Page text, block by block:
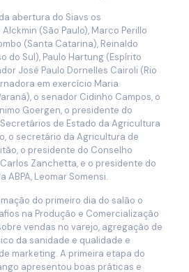
abertura do Siavs os
(São Paulo), Marco Perillo
(Santa Catarina), Reinaldo
do Sul), Paulo Hartung (Espírito
José Paulo Dornelles Cairoli (Rio
em exercício Maria
o senador Cidinho Campos, o
Goergen, o presidente do
de Estado da Agricultura
o secretário da Agricultura de
o presidente do Conselho
Carlos Zanchetta, e o presidente do
Leomar Somensi.
do primeiro dia do salão o
na Produção e Comercialização
vendas no varejo, agregação de
da sanidade e qualidade e
marketing. A primeira etapa do
apresentou boas práticas e